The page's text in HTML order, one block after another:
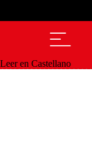
Leer en Castellano